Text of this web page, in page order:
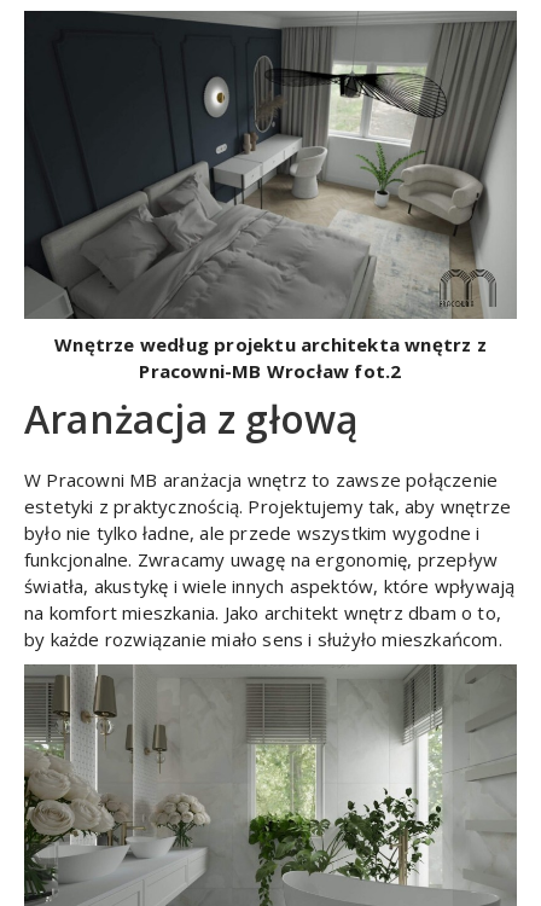
Wnętrze według projektu architekta wnętrz z
Pracowni-MB Wrocław fot.2
Aranżacja z głową
W Pracowni MB aranżacja wnętrz to zawsze połączenie
estetyki z praktycznością. Projektujemy tak, aby wnętrze
było nie tylko ładne, ale przede wszystkim wygodne i
funkcjonalne. Zwracamy uwagę na ergonomię, przepływ
światła, akustykę i wiele innych aspektów, które wpływają
na komfort mieszkania. Jako architekt wnętrz dbam o to,
by każde rozwiązanie miało sens i służyło mieszkańcom.